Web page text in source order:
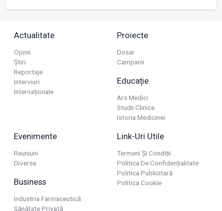
Actualitate
Opinii
Știri
Reportaje
Interviuri
Internaționale
Proiecte
Dosar
Campanii
Educație
Ars Medici
Studii Clinice
Istoria Medicinei
Evenimente
Reuniuni
Diverse
Business
Industria Farmaceutică
Sănătate Privată
Link-Uri Utile
Termeni Și Condiții
Politica De Confidențialitate
Politica Publicitară
Politica Cookie